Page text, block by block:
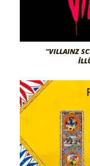
“VILLAINZ